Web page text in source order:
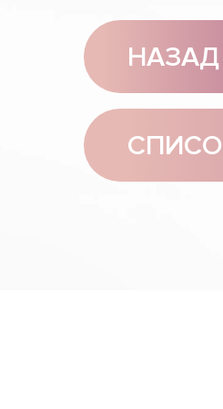
НАЗАД